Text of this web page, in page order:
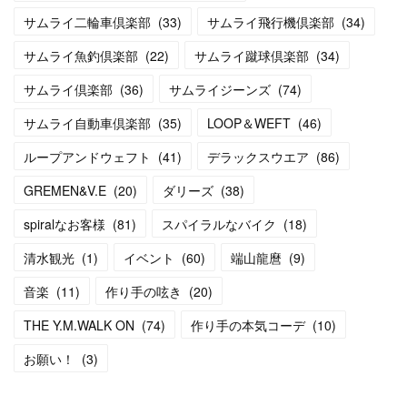
サムライ二輪車倶楽部 (33) サムライ飛行機倶楽部 (34)
サムライ魚釣倶楽部 (22) サムライ蹴球倶楽部 (34)
サムライ倶楽部 (36) サムライジーンズ (74)
サムライ自動車倶楽部 (35) LOOP＆WEFT (46)
ループアンドウェフト (41) デラックスウエア (86)
GREMEN&V.E (20) ダリーズ (38)
spiralなお客様 (81) スパイラルなバイク (18)
清水観光 (1) イベント (60) 端山龍麿 (9)
音楽 (11) 作り手の呟き (20)
THE Y.M.WALK ON (74) 作り手の本気コーデ (10)
お願い！
(3)